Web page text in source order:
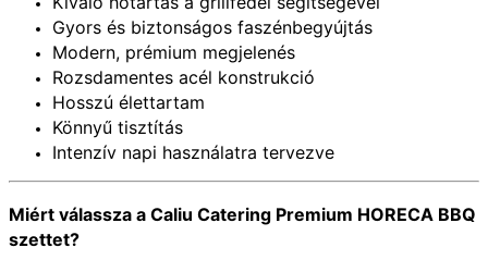
Gyors és biztonságos faszénbegyújtás
Modern, prémium megjelenés
Rozsdamentes acél konstrukció
Hosszú élettartam
Könnyű tisztítás
Intenzív napi használatra tervezve
Miért válassza a Caliu Catering Premium HORECA BBQ
szettet?